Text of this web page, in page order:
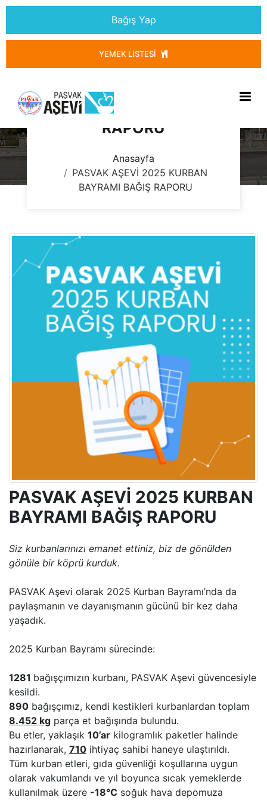
Bağış Yap
YEMEK LISTESI
PASVAK AŞEVİ 2025
KURBAN BAYRAMI BAĞIŞ
RAPORU
Anasayfa
PASVAK AŞEVİ 2025 KURBAN
BAYRAMI BAĞIŞ RAPORU
PASVAK AŞEVİ 2025 KURBAN
BAYRAMI BAĞIŞ RAPORU
Siz kurbanlarınızı emanet ettiniz, biz de gönülden
gönüle bir köprü kurduk.
PASVAK Aşevi olarak 2025 Kurban Bayramı’nda da
paylaşmanın ve dayanışmanın gücünü bir kez daha
yaşadık.
2025 Kurban Bayramı sürecinde:
1281 bağışçımızın kurbanı, PASVAK Aşevi güvencesiyle
kesildi.
890 bağışçımız, kendi kestikleri kurbanlardan toplam
8.452 kg parça et bağışında bulundu.
Bu etler, yaklaşık 10’ar kilogramlık paketler halinde
hazırlanarak, 710 ihtiyaç sahibi haneye ulaştırıldı.
Tüm kurban etleri, gıda güvenliği koşullarına uygun
olarak vakumlandı ve yıl boyunca sıcak yemeklerde
kullanılmak üzere -18°C soğuk hava depomuza